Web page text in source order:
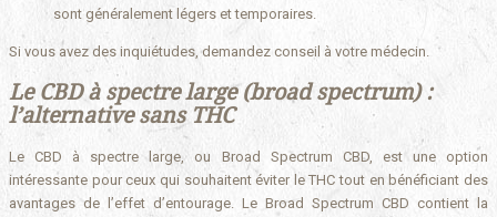
sont généralement légers et temporaires.
Si vous avez des inquiétudes, demandez conseil à votre médecin.
Le CBD à spectre large (broad spectrum) :
l’alternative sans THC
Le CBD à spectre large, ou Broad Spectrum CBD, est une option
intéressante pour ceux qui souhaitent éviter le THC tout en bénéficiant des
avantages de l’effet d’entourage. Le Broad Spectrum CBD contient la